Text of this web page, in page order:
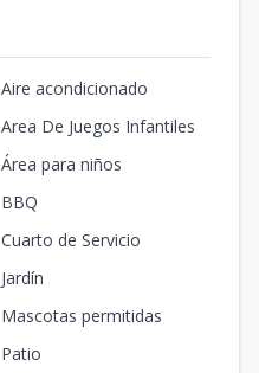
Aire acondicionado
Area De Juegos Infantiles
Área para niños
BBQ
Cuarto de Servicio
Jardín
Mascotas permitidas
Patio